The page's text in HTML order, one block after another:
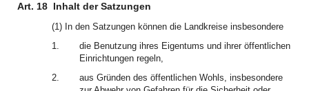
Art. 18 Inhalt der Satzungen
(1) In den Satzungen können die Landkreise insbesondere
1.
die Benutzung ihres Eigentums und ihrer öffentlichen
Einrichtungen regeln,
2.
aus Gründen des öffentlichen Wohls, insbesondere